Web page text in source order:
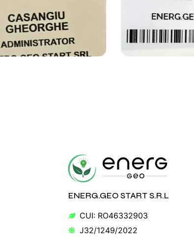
ENERG.GEO START S.R.L
CUI: RO46332903
J32/1249/2022